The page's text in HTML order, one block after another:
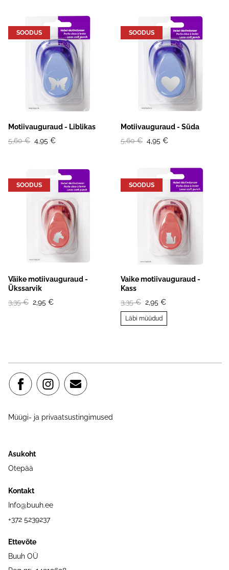
SOODUS
Motiivauguraud - Liblikas
5,60 € 4,95 €
SOODUS
Motiivauguraud - Süda
5,60 € 4,95 €
SOODUS
Väike motiivauguraud -
Ükssarvik
3,35 € 2,95 €
SOODUS
Vaike motiivauguraud -
Kass
3,35 € 2,95 €
Läbi müüdud
Müügi- ja privaatsustingimused
Asukoht
Otepää
Kontakt
Info@buuh.ee
+372 5239237
Ettevõte
Buuh OÜ